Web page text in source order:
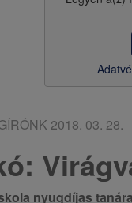
2018. 03. 28.
nyugdíjas